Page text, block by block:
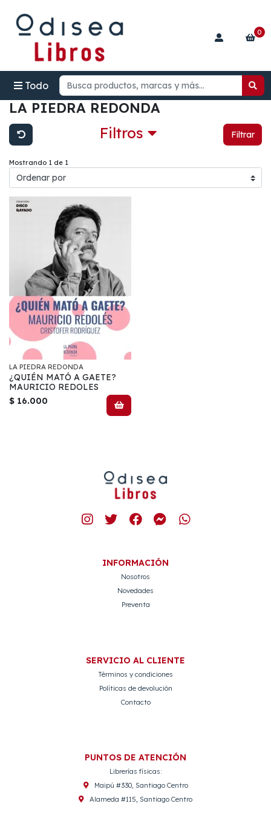
Todo
0
LA PIEDRA REDONDA
Filtros Filtrar
Mostrando 1 de 1
LA PIEDRA REDONDA
¿QUIÉN MATÓ A GAETE?
MAURICIO REDOLES
$ 16.000
INFORMACIÓN
Nosotros
Novedades
Preventa
SERVICIO AL CLIENTE
Términos y condiciones
Políticas de devolución
Contacto
PUNTOS DE ATENCIÓN
Librerías físicas:
Maipú #330, Santiago Centro
Alameda #115, Santiago Centro